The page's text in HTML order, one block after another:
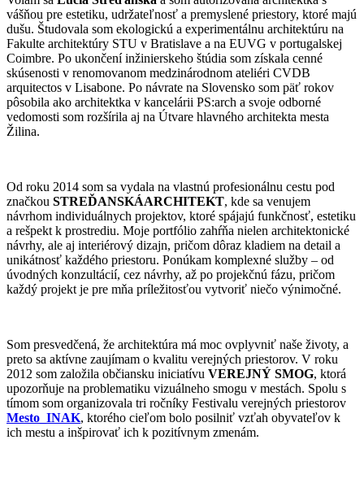
vášňou pre estetiku, udržateľnosť a premyslené priestory, ktoré majú
dušu. Študovala som ekologickú a experimentálnu architektúru na
Fakulte architektúry STU v Bratislave a na EUVG v portugalskej
Coimbre. Po ukončení inžinierskeho štúdia som získala cenné
skúsenosti v renomovanom medzinárodnom ateliéri CVDB
arquitectos v Lisabone. Po návrate na Slovensko som päť rokov
pôsobila ako architektka v kancelárii PS:arch a svoje odborné
vedomosti som rozšírila aj na Útvare hlavného architekta mesta
Žilina.
Od roku 2014 som sa vydala na vlastnú profesionálnu cestu pod
značkou STREĎANSKÁARCHITEKT, kde sa venujem
návrhom individuálnych projektov, ktoré spájajú funkčnosť, estetiku
a rešpekt k prostrediu. Moje portfólio zahŕňa nielen architektonické
návrhy, ale aj interiérový dizajn, pričom dôraz kladiem na detail a
unikátnosť každého priestoru. Ponúkam komplexné služby – od
úvodných konzultácií, cez návrhy, až po projekčnú fázu, pričom
každý projekt je pre mňa príležitosťou vytvoriť niečo výnimočné.
Som presvedčená, že architektúra má moc ovplyvniť naše životy, a
preto sa aktívne zaujímam o kvalitu verejných priestorov. V roku
2012 som založila občiansku iniciatívu VEREJNÝ SMOG, ktorá
upozorňuje na problematiku vizuálneho smogu v mestách. Spolu s
tímom som organizovala tri ročníky Festivalu verejných priestorov
Mesto_INAK, ktorého cieľom bolo posilniť vzťah obyvateľov k
ich mestu a inšpirovať ich k pozitívnym zmenám.